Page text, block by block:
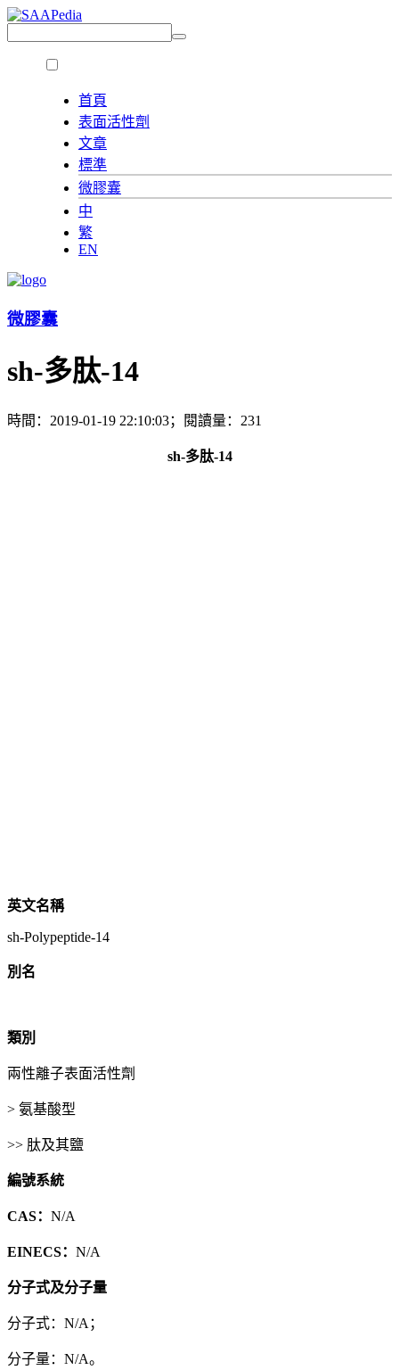
首頁
表面活性劑
文章
標準
微膠囊
中
繁
EN
微膠囊
sh-多肽-14
時間：2019-01-19 22:10:03；閱讀量：231
sh-多肽-14
英文名稱
sh-Polypeptide-14
別名
類別
兩性離子表面活性劑
> 氨基酸型
>> 肽及其鹽
編號系統
CAS： N/A
EINECS： N/A
分子式及分子量
分子式：N/A；
分子量：N/A。